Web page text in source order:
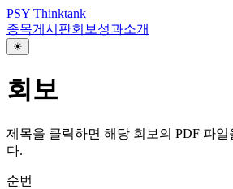
PSY Thinktank
종목게시판회보 성과소개
☀
회보
제목을 클릭하면 해당 회보의 PDF 파일
다.
순번